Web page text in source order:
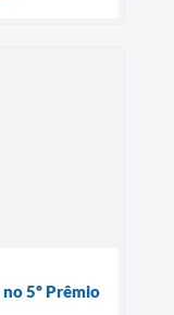
5º Prêmio